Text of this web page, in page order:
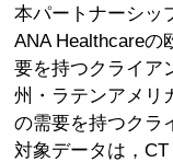
本パートナーシッ
ANA Healthcareの
要を持つクライア
州・ラテンアメリ
の需要を持つクラ
対象データは，